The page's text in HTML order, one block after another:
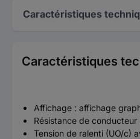
Caractéristiques
Caractéristiques
Affichage : affichage
Résistance de
Tension de ralenti (UO/c)